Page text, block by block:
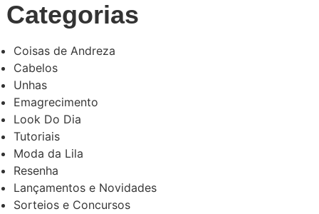
Categorias
Coisas de Andreza
Cabelos
Unhas
Emagrecimento
Look Do Dia
Tutoriais
Moda da Lila
Resenha
Lançamentos e Novidades
Sorteios e Concursos